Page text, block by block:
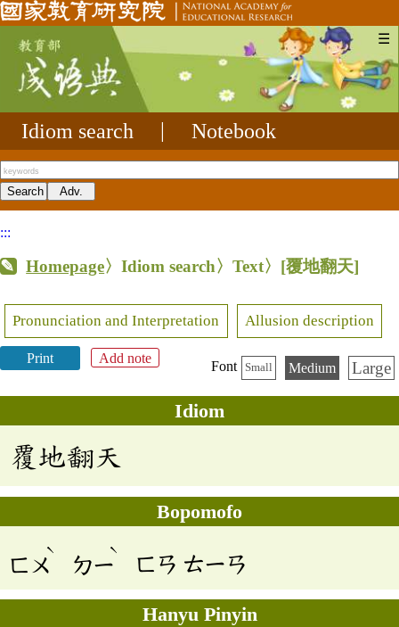
☰
Idiom search Notebook
:::
Homepage〉Idiom search〉Text〉 [覆地翻天]
Pronunciation and Interpretation Allusion description
Print Add note
Font Small Medium Large
Idiom
覆地翻天
Bopomofo
ㄈㄨ
ˋ
ㄉㄧ
ˋ
ㄈㄢ ㄊㄧㄢ
Hanyu Pinyin